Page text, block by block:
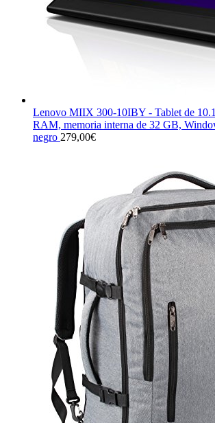
Lenovo MIIX 300-10IBY - Tablet de
RAM, memoria interna de 32 GB,
negro 279,00€